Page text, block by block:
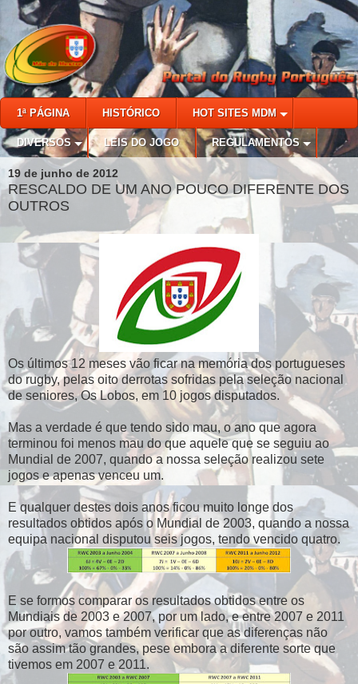
1ª PÁGINA HISTÓRICO HOT SITES MDM
DIVERSOS LEIS DO JOGO REGULAMENTOS
19 de junho de 2012
RESCALDO DE UM ANO POUCO DIFERENTE DOS
OUTROS
Os últimos 12 meses vão ficar na memória dos portugueses
do rugby, pelas oito derrotas sofridas pela seleção nacional
de seniores, Os Lobos, em 10 jogos disputados.
Mas a verdade é que tendo sido mau, o ano que agora
terminou foi menos mau do que aquele que se seguiu ao
Mundial de 2007, quando a nossa seleção realizou sete
jogos e apenas venceu um.
E qualquer destes dois anos ficou muito longe dos
resultados obtidos após o Mundial de 2003, quando a nossa
equipa nacional disputou seis jogos, tendo vencido quatro.
E se formos comparar os resultados obtidos entre os
Mundiais de 2003 e 2007, por um lado, e entre 2007 e 2011
por outro, vamos também verificar que as diferenças não
são assim tão grandes, pese embora a diferente sorte que
tivemos em 2007 e 2011.